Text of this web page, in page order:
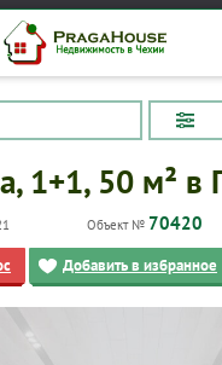
1+1, 50 м² в
Объект № 70420
Добавить в избранное